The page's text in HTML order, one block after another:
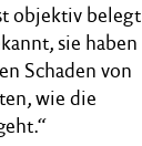
objektiv belegt
sie haben
Schaden von
wie die